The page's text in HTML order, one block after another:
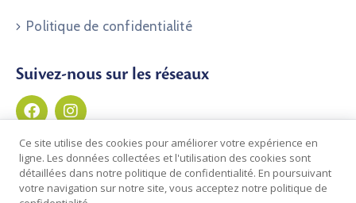
Politique de confidentialité
Suivez-nous sur les réseaux
Ce site utilise des cookies pour améliorer votre expérience en
ligne. Les données collectées et l'utilisation des cookies sont
détaillées dans notre politique de confidentialité. En poursuivant
votre navigation sur notre site, vous acceptez notre politique de